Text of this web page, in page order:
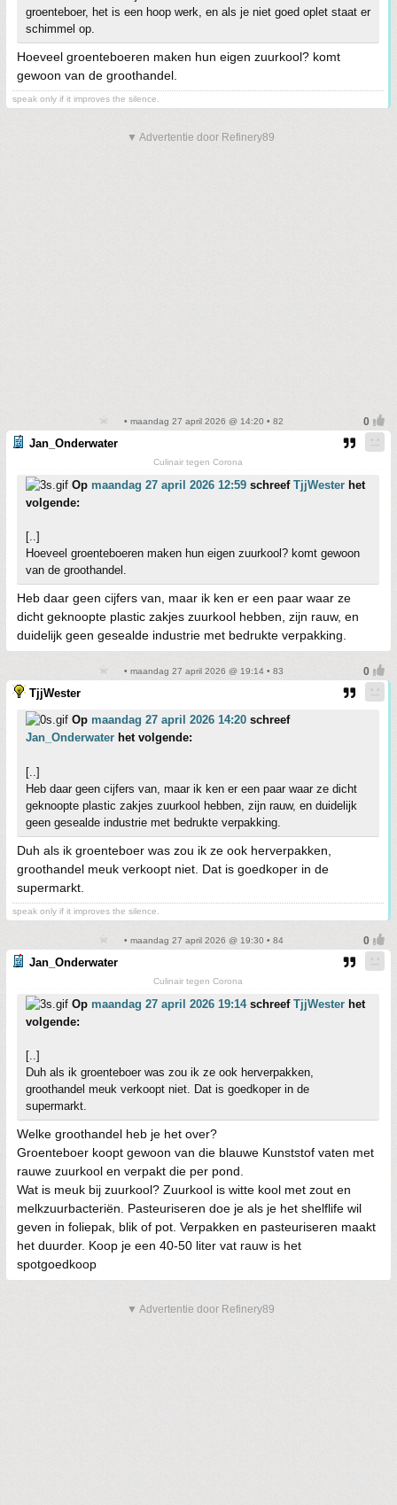
groenteboer, het is een hoop werk, en als je niet goed oplet staat er
schimmel op.
Hoeveel groenteboeren maken hun eigen zuurkool? komt
gewoon van de groothandel.
speak only if it improves the silence.
▼ Advertentie door Refinery89
• maandag 27 april 2026 @ 14:20 • 82
Jan_Onderwater
Culinair tegen Corona
Op maandag 27 april 2026 12:59 schreef TjjWester het
volgende:
[..]
Hoeveel groenteboeren maken hun eigen zuurkool? komt gewoon
van de groothandel.
Heb daar geen cijfers van, maar ik ken er een paar waar ze
dicht geknoopte plastic zakjes zuurkool hebben, zijn rauw, en
duidelijk geen gesealde industrie met bedrukte verpakking.
• maandag 27 april 2026 @ 19:14 • 83
TjjWester
Op maandag 27 april 2026 14:20 schreef
Jan_Onderwater het volgende:
[..]
Heb daar geen cijfers van, maar ik ken er een paar waar ze dicht
geknoopte plastic zakjes zuurkool hebben, zijn rauw, en duidelijk
geen gesealde industrie met bedrukte verpakking.
Duh als ik groenteboer was zou ik ze ook herverpakken,
groothandel meuk verkoopt niet. Dat is goedkoper in de
supermarkt.
speak only if it improves the silence.
• maandag 27 april 2026 @ 19:30 • 84
Jan_Onderwater
Culinair tegen Corona
Op maandag 27 april 2026 19:14schreef TjjWester het
volgende:
[..]
Duh als ik groenteboer was zou ik ze ook herverpakken,
groothandel meuk verkoopt niet. Dat is goedkoper in de
supermarkt.
Welke groothandel heb je het over?
Groenteboer koopt gewoon van die blauwe Kunststof vaten met
rauwe zuurkool en verpakt die per pond.
Wat is meuk bij zuurkool? Zuurkool is witte kool met zout en
melkzuurbacteriën. Pasteuriseren doe je als je het shelflife wil
geven in foliepak, blik of pot. Verpakken en pasteuriseren maakt
het duurder. Koop je een 40-50 liter vat rauw is het
spotgoedkoop
▼ Advertentie door Refinery89